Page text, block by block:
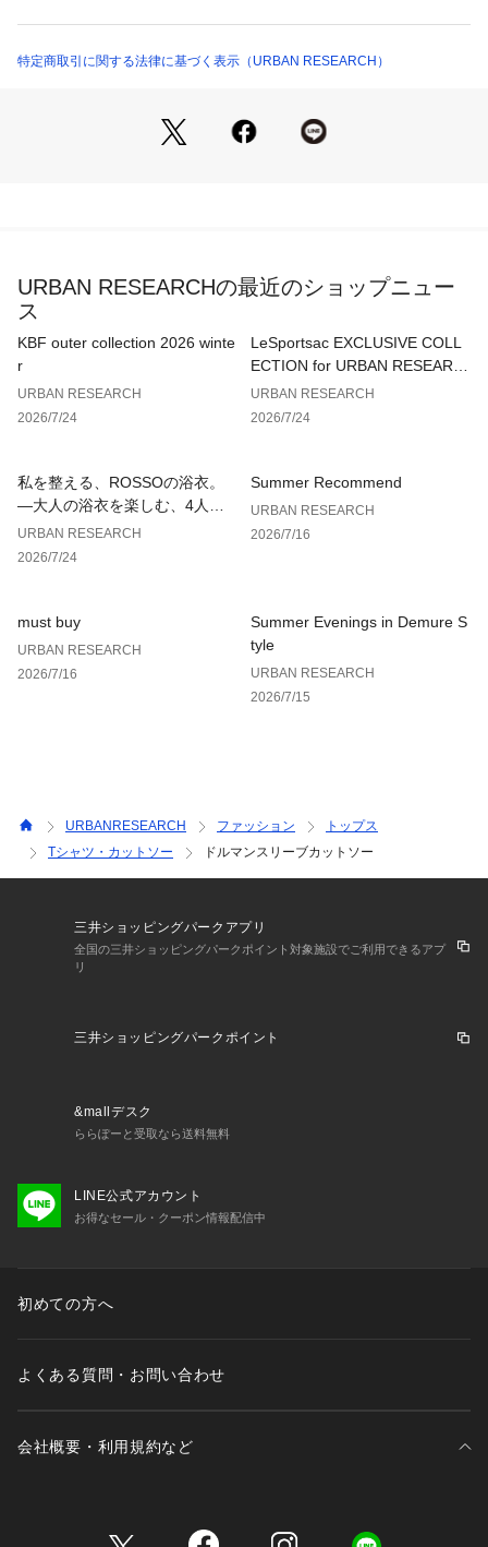
開しております。
※この商品は、素材の特性上、直射日光や蛍光灯に長時間あて
承ください。
※商品の色味の目安は、商品単体の画像をご参照ください。
や在庫状況の確認が可能です。
お買い物リストの管理にぜひご利用ください。
素材感
透け感 : ややあり(ホワイト)
伸縮性 : あり
裏地 : なし
光沢 : なし
FE26230-2010132 （ショップ）
特定商取引に関する法律に基づく表示（URBAN RESEARCH）
URBAN RESEARCHの最近のショップニュー
ス
KBF outer collection 2026 winte
r
URBAN RESEARCH
2026/7/24
LeSportsac EXCLUSIVE COLL
ECTION for URBAN RESEARC
H
URBAN RESEARCH
2026/7/24
私を整える、ROSSOの浴衣。
—大人の浴衣を楽しむ、4人のT
IPS—
URBAN RESEARCH
2026/7/24
Summer Recommend
URBAN RESEARCH
2026/7/16
must buy
URBAN RESEARCH
2026/7/16
Summer Evenings in Demure S
tyle
URBAN RESEARCH
2026/7/15
URBANRESEARCH ファッション
トップス
Tシャツ・カットソー
ドルマンスリーブカットソー
三井ショッピングパークアプリ
全国の三井ショッピングパークポイント対象施設でご利用できるアプ
リ
三井ショッピングパークポイント
&mallデスク
ららぽーと受取なら送料無料
LINE公式アカウント
お得なセール・クーポン情報配信中
初めての方へ
よくある質問・お問い合わせ
会社概要・利用規約など